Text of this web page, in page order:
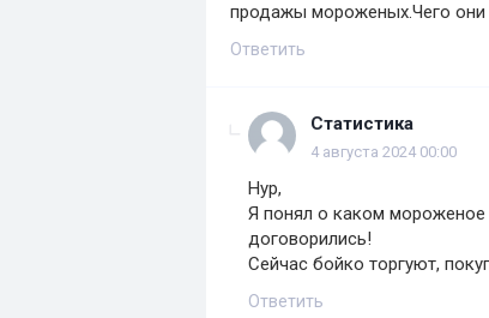
продажы мороженых.Чего они
Ответить
Статистика
4 августа 2024 00:00
Нур,
Я понял о каком мороженое
договорились!
Сейчас бойко торгуют,
Ответить